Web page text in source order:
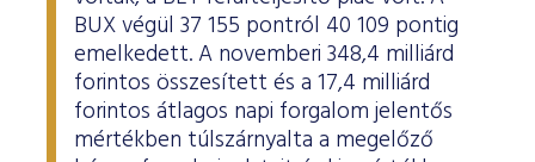
BUX végül 37 155 pontról 40 109 pontig
emelkedett. A novemberi 348,4 milliárd
forintos összesített és a 17,4 milliárd
forintos átlagos napi forgalom jelentős
mértékben túlszárnyalta a megelőző